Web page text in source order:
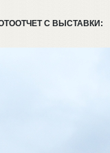
С ВЫСТАВКИ: